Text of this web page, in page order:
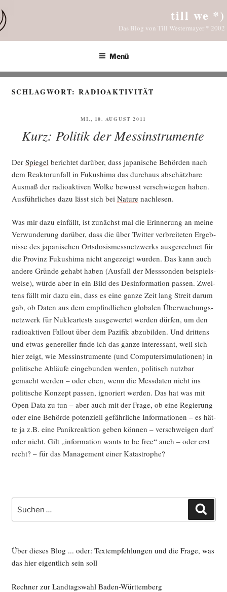
Inhalt
springen
till we *)
Das Blog von Till Westermayer * 2002
Menü
SCHLAGWORT:RADIOAKTIVITÄT
VERÖFFENTLICHT
MI., 10. AUGUST 2011
Kurz: Politik der Messinstrumente
Der Spie­gel berich­tet dar­über, dass japa­ni­sche Behör­den nach
dem Reak­tor­un­fall in Fuku­shi­ma das durch­aus abschätz­ba­re
Aus­maß der radio­ak­ti­ven Wol­ke bewusst ver­schwie­gen haben.
Aus­führ­li­ches dazu lässt sich bei Natu­renachlesen.
Was mir dazu ein­fällt, ist zunächst mal die Erin­ne­rung an mei­ne
Ver­wun­de­rung dar­über, dass die über Twit­ter ver­brei­te­ten Ergeb­
nis­se des japa­ni­schen Orts­do­sis­mess­netz­werks aus­ge­rech­net für
die Pro­vinz Fuku­shi­ma nicht ange­zeigt wur­den. Das kann auch
ande­re Grün­de gehabt haben (Aus­fall der Mess­son­den bei­spiels­
wei­se), wür­de aber in ein Bild des Des­in­for­ma­ti­on pas­sen. Zwei­
tens fällt mir dazu ein, dass es eine gan­ze Zeit lang Streit dar­um
gab, ob Daten aus dem emp­find­li­chen glo­ba­len Über­wa­chungs­
netz­werk für Nukle­ar­tests aus­ge­wer­tet wer­den dür­fen, um den
radio­ak­ti­ven Fall­out über dem Pazi­fik abzu­bil­den. Und drit­tens
und etwas gene­rel­ler fin­de ich das gan­ze inter­es­sant, weil sich
hier zeigt, wie Mess­in­stru­men­te (und Com­pu­ter­si­mu­la­tio­nen) in
poli­ti­sche Abläu­fe ein­ge­bun­den wer­den, poli­tisch nutz­bar
gemacht wer­den – oder eben, wenn die Mess­da­ten nicht ins
poli­ti­sche Kon­zept pas­sen, igno­riert wer­den. Das hat was mit
Open Data zu tun – aber auch mit der Fra­ge, ob eine Regie­rung
oder eine Behör­de poten­zi­ell gefähr­li­che Infor­ma­tio­nen – es hät­
te ja z.B. eine Panik­re­ak­ti­on geben kön­nen – ver­schwei­gen darf
oder nicht. Gilt „infor­ma­ti­on wants to be free“ auch – oder erst
recht? – für das Manage­ment einer Katastrophe?
nach:
Über dieses Blog ... oder: Textempfehlungen und die Frage, was
das hier eigentlich sein soll
Rechner zur Landtagswahl Baden-Württemberg